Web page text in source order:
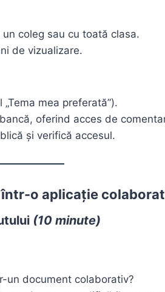
coleg sau cu toată clasa.
de vizualizare.
mea preferată”).
oferind acces de
și verifică accesul.
o aplicație
(10 minute)
un document colaborativ?